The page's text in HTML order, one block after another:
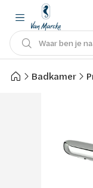
Waar ben je
Badkamer